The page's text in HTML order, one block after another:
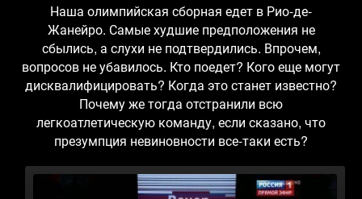
Наша олимпийская сборная едет в Рио-де-
Жанейро. Самые худшие предположения не
сбылись, а слухи не подтвердились. Впрочем,
вопросов не убавилось. Кто поедет? Кого еще могут
дисквалифицировать? Когда это станет известно?
Почему же тогда отстранили всю
легкоатлетическую команду, если сказано, что
презумпция невиновности все-таки есть?